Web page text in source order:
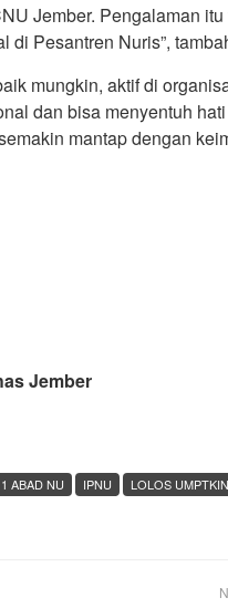
Jember. Pengalaman
di Pesantren Nuris”,
mungkin, aktif di
dan bisa menyentuh
mantap dengan
Jember
ABAD NU IPNU LOLOS UMPTKIN